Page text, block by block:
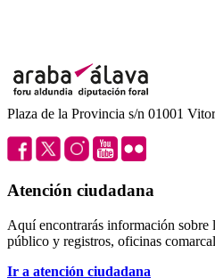
Plaza de la Provincia s/n 01001
Atención ciudadana
Aquí encontrarás información sobre
público y registros, oficinas
Ir a atención ciudadana